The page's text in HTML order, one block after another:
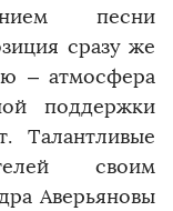
песни
сразу же
– атмосфера
поддержки
Талантливые
своим
Аверьяновы